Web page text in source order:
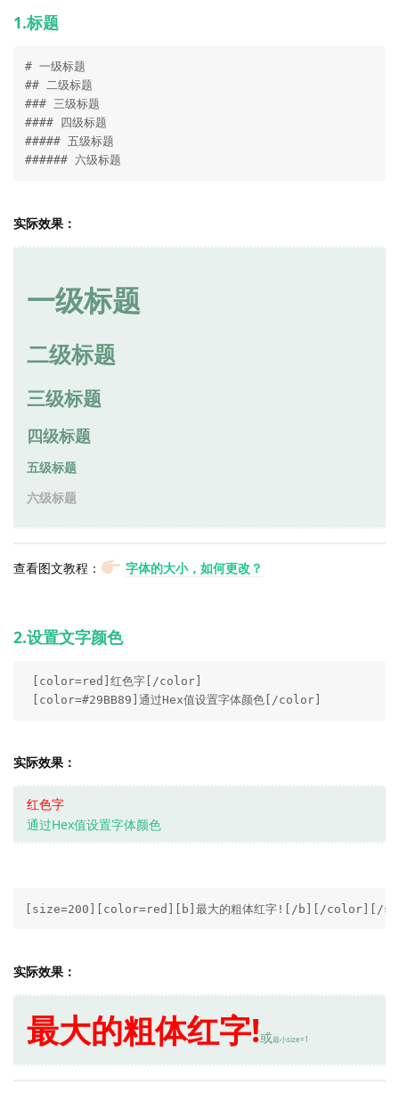
1.标题
# 一级标题
## 二级标题
### 三级标题
#### 四级标题
##### 五级标题
###### 六级标题
实际效果：
一级标题
二级标题
三级标题
四级标题
五级标题
六级标题
查看图文教程： 字体的大小，如何更改？
2.设置文字颜色
[color=red]红色字[/color]
[color=#29BB89]通过Hex值设置字体颜色[/color]
实际效果：
红色字
通过Hex值设置字体颜色
[size=200][color=red][b]最大的粗体红字![/b][/color][/
实际效果：
最大的粗体红字!或最小size=1